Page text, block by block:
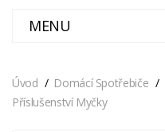
MENU
Úvod Domácí Spotřebiče
Příslušenství Myčky